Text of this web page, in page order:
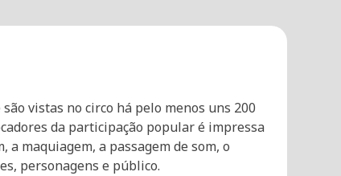
vistas no circo há pelo menos uns 200
da participação popular é impressa
a maquiagem, a passagem de som, o
personagens e público.